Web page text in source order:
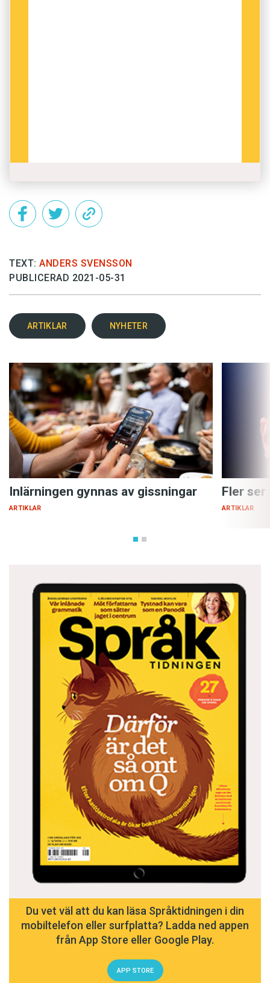
TEXT: ANDERS SVENSSON
PUBLICERAD 2021-05-31
ARTIKLAR NYHETER
Inlärningen gynnas av gissningar
ARTIKLAR
Fler
ARTIKLAR
Du vet väl att du kan läsa Språktidningen i din
mobiltelefon eller surfplatta? Ladda ned appen
från App Store eller Google Play.
APP STORE